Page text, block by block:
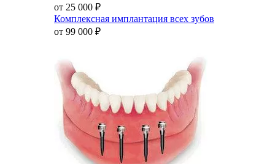
от 25 000 ₽
Комплексная имплантация всех зубов
от 99 000 ₽